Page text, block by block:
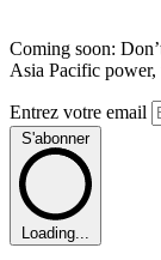
Coming soon:
Asia Pacific power,
Entrez votre email
S'abonner
Loading...